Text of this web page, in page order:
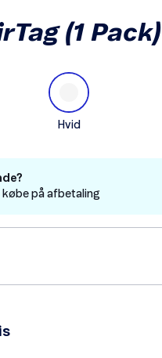
(1 Pack)
Hvid
købe på afbetaling